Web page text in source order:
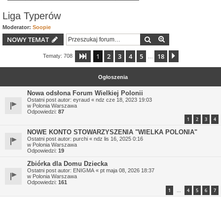
Liga Typerów
Moderator: Soopie
NOWY TEMAT Szukaj
Tematy: 708 Strona1 z18
1 2 3 4 5 18
Ogłoszenia
Nowa odsłona Forum Wielkiej Polonii
Ostatni post autor: eyraud « ndz cze 18, 2023 19:03
w Polonia Warszawa
Odpowiedzi: 87
1 2 3 4
NOWE KONTO STOWARZYSZENIA "WIELKA POLONIA"
Ostatni post autor: purchi « ndz lis 16, 2025 0:16
w Polonia Warszawa
Odpowiedzi: 19
Zbiórka dla Domu Dziecka
Ostatni post autor: ENIGMA « pt maja 08, 2026 18:37
w Polonia Warszawa
Odpowiedzi: 161
1 … 4 5 6 7